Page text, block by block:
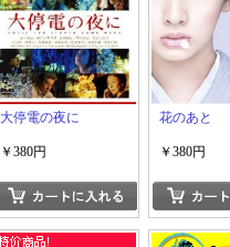
大停電の夜に
￥380円
花のあと
￥380円